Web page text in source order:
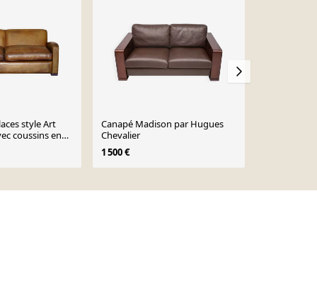
style Art
coussins en
Canapé Madison par Hugues
Chevalier
1 500 €